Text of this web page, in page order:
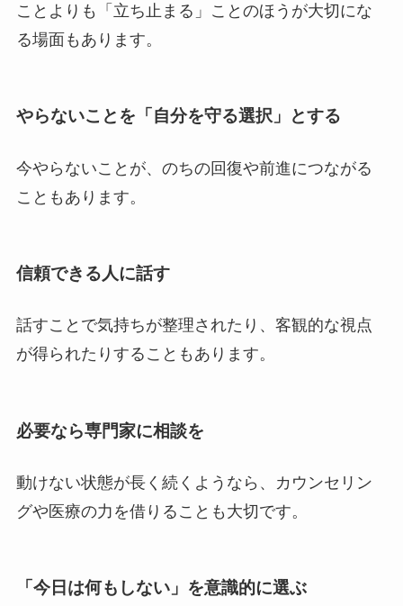
ことよりも「立ち止まる」ことのほうが大切にな
る場面もあります。
やらないことを「自分を守る選択」とする
今やらないことが、のちの回復や前進につながる
こともあります。
信頼できる人に話す
話すことで気持ちが整理されたり、客観的な視点
が得られたりすることもあります。
必要なら専門家に相談を
動けない状態が長く続くようなら、カウンセリン
グや医療の力を借りることも大切です。
「今日は何もしない」を意識的に選ぶ